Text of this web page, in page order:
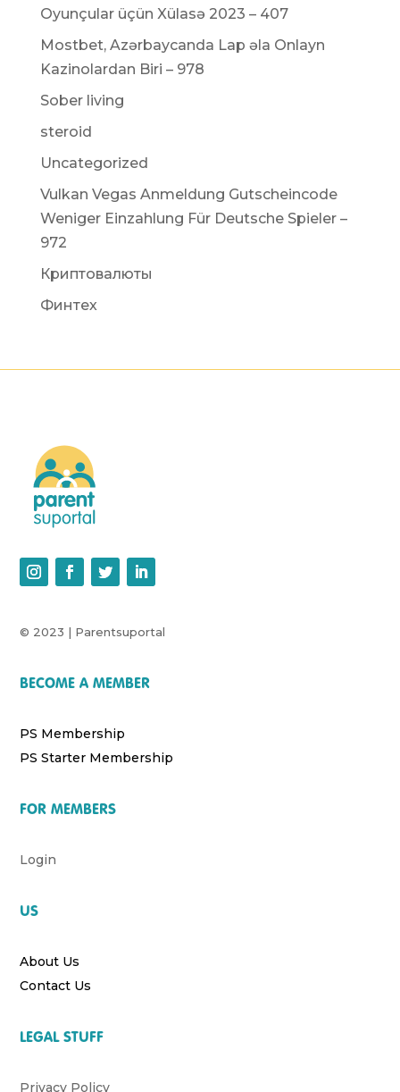
Oyunçular üçün Xülasə 2023 – 407
Mostbet, Azərbaycanda Lap əla Onlayn
Kazinolardan Biri – 978
Sober living
steroid
Uncategorized
Vulkan Vegas Anmeldung Gutscheincode
Weniger Einzahlung Für Deutsche Spieler –
972
Криптовалюты
Финтех
© 2023 | Parentsuportal
BECOME A MEMBER
PS Membership
PS Starter Membership
FOR MEMBERS
Login
US
About Us
Contact Us
LEGAL STUFF
Privacy Policy